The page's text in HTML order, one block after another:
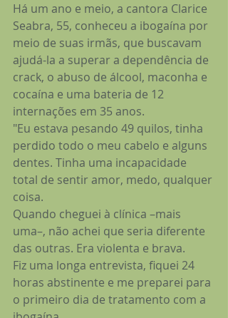
Há um ano e meio, a cantora Clarice
Seabra, 55, conheceu a ibogaína por
meio de suas irmãs, que buscavam
ajudá-la a superar a dependência de
crack, o abuso de álcool, maconha e
cocaína e uma bateria de 12
internações em 35 anos.
"Eu estava pesando 49 quilos, tinha
perdido todo o meu cabelo e alguns
dentes. Tinha uma incapacidade
total de sentir amor, medo, qualquer
coisa.
Quando cheguei à clínica –mais
uma–, não achei que seria diferente
das outras. Era violenta e brava.
Fiz uma longa entrevista, fiquei 24
horas abstinente e me preparei para
o primeiro dia de tratamento com a